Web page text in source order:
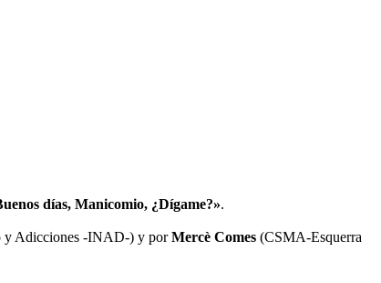
días, Manicomio, ¿Dígame?».
y Adicciones -INAD-) y porMercè Comes (CSMA-Esquerra